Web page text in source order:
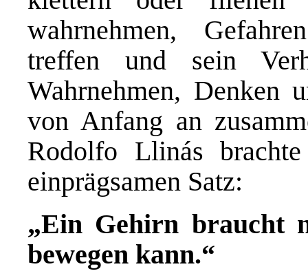
wahrnehmen,
treffen und sein
Wahrnehmen, Denken
von Anfang an
Rodolfo Llinás
einprägsamen Satz:
„Ein Gehirn braucht
bewegen kann.“